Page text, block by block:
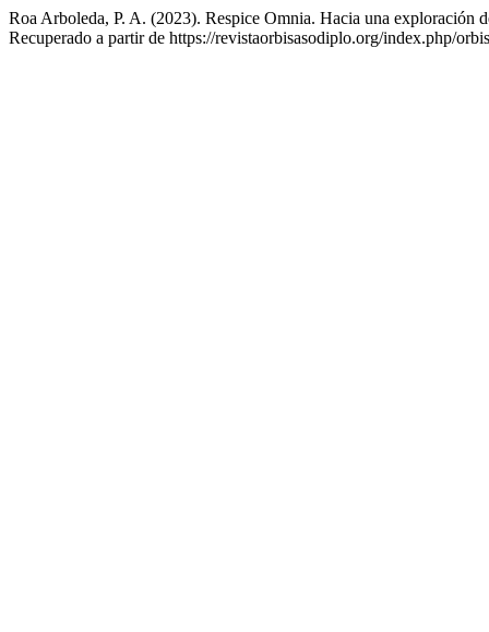
Roa Arboleda, P. A. (2023). Respice Omnia. Hacia una exploración
Recuperado a partir de https://revistaorbisasodiplo.org/index.php/